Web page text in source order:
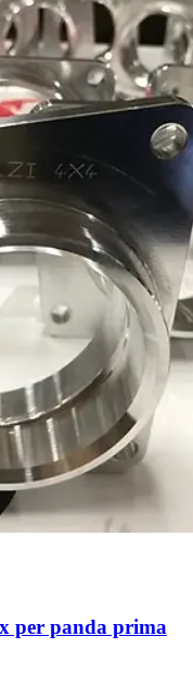
per panda prima